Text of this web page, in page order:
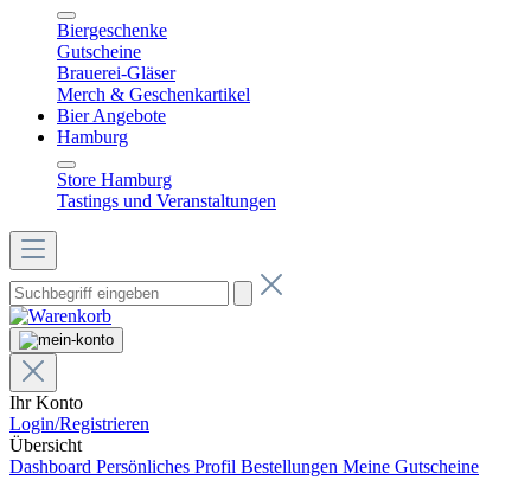
Biergeschenke
Gutscheine
Brauerei-Gläser
Merch & Geschenkartikel
Bier Angebote
Hamburg
Store Hamburg
Tastings und Veranstaltungen
Ihr Konto
Login/Registrieren
Übersicht
Dashboard Persönliches Profil Bestellungen Meine Gutscheine